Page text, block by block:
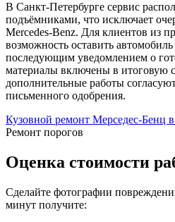
В Санкт-Петербурге сервис
подъёмниками, что исключает
Mercedes-Benz. Для клиентов из
возможность оставить
последующим уведомлением о
материалы включены в итоговую
дополнительные работы
письменного одобрения.
Кузовной ремонт Мерседес-Бенц
Ремонт порогов
Оценка стоимости
Сделайте фотографии
минут получите: